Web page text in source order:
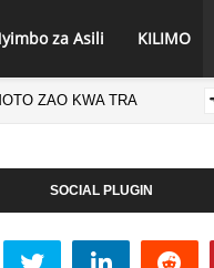
za Asili KILIMO
ZAO KWA TRA
SOCIAL PLUGIN